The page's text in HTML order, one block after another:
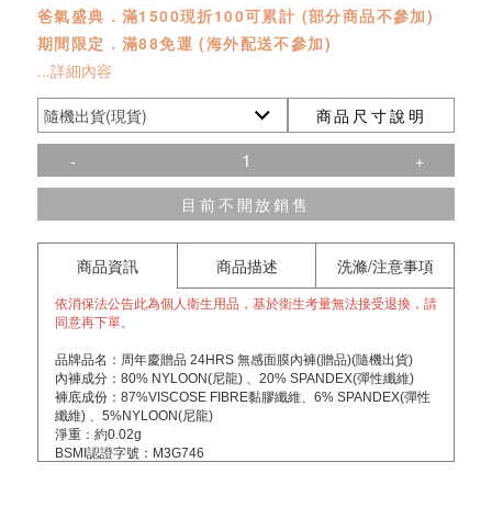
爸氣盛典．滿1500現折100可累計 (部分商品不參加)
期間限定．滿88免運 (海外配送不參加)
...詳細內容
商品尺寸說明
-
+
目前不開放銷售
商品資訊 商品描述 洗滌/注意事項
依消保法公告此為個人衛生用品，基於衛生考量無法接受退換，請
同意再下單。
品牌品名：周年慶贈品 24HRS 無感面膜內褲(贈品)(隨機出貨)
內褲成分：80% NYLOON(尼龍) 、20% SPANDEX(彈性纖維)
褲底成份：87%VISCOSE FIBRE黏膠纖維、6% SPANDEX(彈性
纖維) 、5%NYLOON(尼龍)
淨重：約0.02g
BSMI認證字號：M3G746